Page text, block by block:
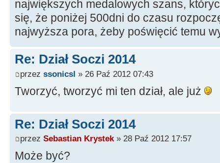
największych medalowych szans,
się, że poniżej 500dni do czasu
najwyższa pora, żeby poświęcić temu
Re: Dział Soczi 2014
przez ssonicsl » 26 Paź 2012 07:43
Tworzyć, tworzyć mi ten dział, ale już
Re: Dział Soczi 2014
przez Sebastian Krystek» 28 Paź 2012 17:57
Może być?